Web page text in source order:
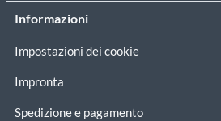
Informazioni
Impostazioni dei cookie
Impronta
Spedizione e pagamento